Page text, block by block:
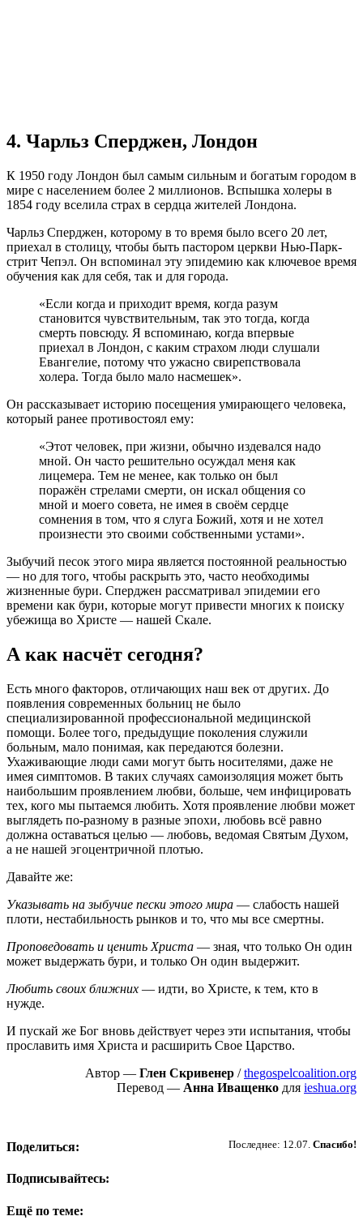
4. Чарльз Сперджен, Лондон
К 1950 году Лондон был самым сильным и богатым городом в
мире с населением более 2 миллионов. Вспышка холеры в
1854 году вселила страх в сердца жителей Лондона.
Чарльз Сперджен, которому в то время было всего 20 лет,
приехал в столицу, чтобы быть пастором церкви Нью-Парк-
стрит Чепэл. Он вспоминал эту эпидемию как ключевое время
обучения как для себя, так и для города.
«Если когда и приходит время, когда разум
становится чувствительным, так это тогда, когда
смерть повсюду. Я вспоминаю, когда впервые
приехал в Лондон, с каким страхом люди слушали
Евангелие, потому что ужасно свирепствовала
холера. Тогда было мало насмешек».
Он рассказывает историю посещения умирающего человека,
который ранее противостоял ему:
«Этот человек, при жизни, обычно издевался надо
мной. Он часто решительно осуждал меня как
лицемера. Тем не менее, как только он был
поражён стрелами смерти, он искал общения со
мной и моего совета, не имея в своём сердце
сомнения в том, что я слуга Божий, хотя и не хотел
произнести это своими собственными устами».
Зыбучий песок этого мира является постоянной реальностью
— но для того, чтобы раскрыть это, часто необходимы
жизненные бури. Сперджен рассматривал эпидемии его
времени как бури, которые могут привести многих к поиску
убежища во Христе — нашей Скале.
А как насчёт сегодня?
Есть много факторов, отличающих наш век от других. До
появления современных больниц не было
специализированной профессиональной медицинской
помощи. Более того, предыдущие поколения служили
больным, мало понимая, как передаются болезни.
Ухаживающие люди сами могут быть носителями, даже не
имея симптомов. В таких случаях самоизоляция может быть
наибольшим проявлением любви, больше, чем инфицировать
тех, кого мы пытаемся любить. Хотя проявление любви может
выглядеть по-разному в разные эпохи, любовь всё равно
должна оставаться целью — любовь, ведомая Святым Духом,
а не нашей эгоцентричной плотью.
Давайте же:
Указывать на зыбучие пески этого мира — слабость нашей
плоти, нестабильность рынков и то, что мы все смертны.
Проповедовать и ценить Христа — зная, что только Он один
может выдержать бури, и только Он один выдержит.
Любить своих ближних — идти, во Христе, к тем, кто в
нужде.
И пускай же Бог вновь действует через эти испытания, чтобы
прославить имя Христа и расширить Свое Царство.
Автор — Глен Скривенер /thegospelcoalition.org
Перевод — Анна Иващенко для ieshua.org
Последнее: 12.07. Спасибо!
Поделиться:
Подписывайтесь:
Ещё по теме: